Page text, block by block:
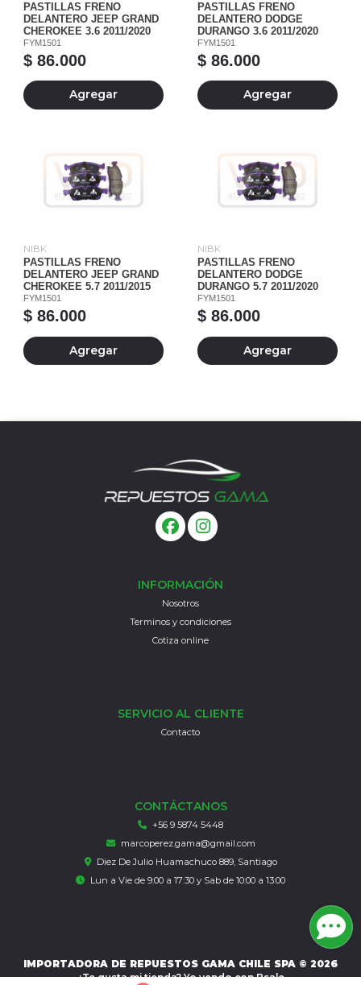
PASTILLAS FRENO
DELANTERO JEEP GRAND
CHEROKEE 3.6 2011/2020
FYM1501
$ 86.000
Agregar
PASTILLAS FRENO
DELANTERO DODGE
DURANGO 3.6 2011/2020
FYM1501
$ 86.000
Agregar
NIBK
PASTILLAS FRENO
DELANTERO JEEP GRAND
CHEROKEE 5.7 2011/2015
FYM1501
$ 86.000
Agregar
NIBK
PASTILLAS FRENO
DELANTERO DODGE
DURANGO 5.7 2011/2020
FYM1501
$ 86.000
Agregar
INFORMACIÓN
Nosotros
Terminos y condiciones
Cotiza online
SERVICIO AL CLIENTE
Contacto
CONTÁCTANOS
+56 9 5874 5448
marcoperez.gama@gmail.com
Diez De Julio Huamachuco 889, Santiago
Lun a Vie de 9:00 a 17:30 y Sab de 10:00 a 13:00
IMPORTADORA DE REPUESTOS GAMA CHILE SPA © 2026
¿Te gusta mi tienda? Yo vendo conBsale